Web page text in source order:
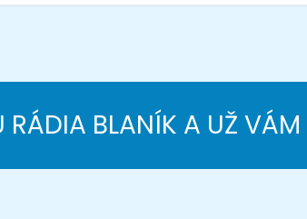
RÁDIA BLANÍK A UŽ VÁM